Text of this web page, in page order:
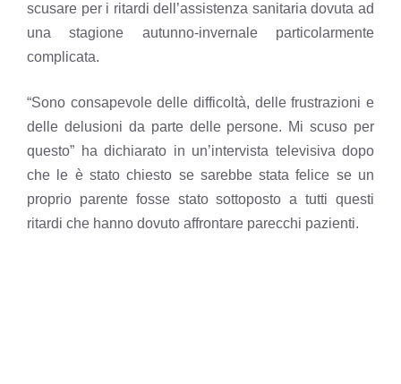
scusare per i ritardi dell’assistenza sanitaria dovuta ad
una stagione autunno-invernale particolarmente
complicata.
“Sono consapevole delle difficoltà, delle frustrazioni e
delle delusioni da parte delle persone. Mi scuso per
questo” ha dichiarato in un’intervista televisiva dopo
che le è stato chiesto se sarebbe stata felice se un
proprio parente fosse stato sottoposto a tutti questi
ritardi che hanno dovuto affrontare parecchi pazienti.